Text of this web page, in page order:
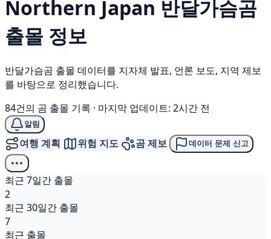
Northern Japan 반달가슴곰
출몰 정보
반달가슴곰 출몰 데이터를 지자체 발표, 언론 보도, 지역 제보
를 바탕으로 정리했습니다.
84건의 곰 출몰 기록 · 마지막 업데이트: 2시간 전
알림
여행 계획 위험 지도 곰 제보 데이터 문제 신고
최근 7일간 출몰
2
최근 30일간 출몰
7
최근 출몰